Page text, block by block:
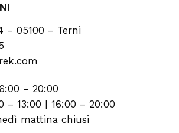
– 05100 – Terni
– 20:00
– 13:00 | 16:00 – 20:00
mattina chiusi